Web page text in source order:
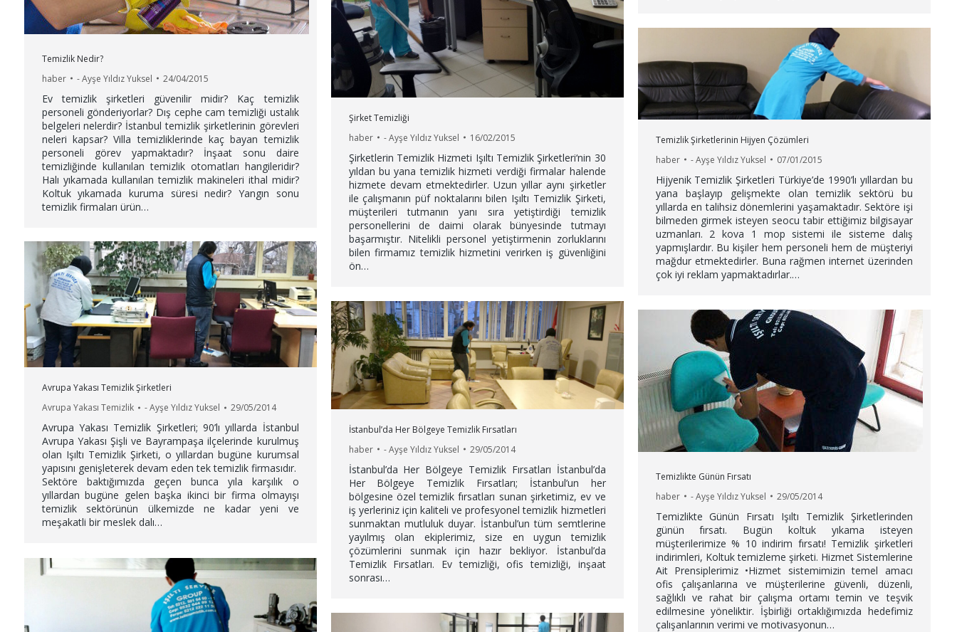
Temizlik Nedir?
haber
-Ayşe Yıldız Yuksel 24/04/2015
Ev temizlik şirketleri güvenilir midir? Kaç temizlik
personeli gönderiyorlar? Dış cephe cam temizliği ustalık
belgeleri nelerdir? İstanbul temizlik şirketlerinin görevleri
neleri kapsar? Villa temizliklerinde kaç bayan temizlik
personeli görev yapmaktadır? İnşaat sonu daire
temizliğinde kullanılan temizlik otomatları hangileridir?
Halı yıkamada kullanılan temizlik makineleri ithal midir?
Koltuk yıkamada kuruma süresi nedir? Yangın sonu
temizlik firmaları ürün…
Şirket Temizliği
haber
-Ayşe Yıldız Yuksel 16/02/2015
Şirketlerin Temizlik Hizmeti Işıltı Temizlik Şirketleri‘nin 30
yıldan bu yana temizlik hizmeti verdiği firmalar halende
hizmete devam etmektedirler. Uzun yıllar aynı şirketler
ile çalışmanın püf noktalarını bilen Işıltı Temizlik Şirketi,
müşterileri tutmanın yanı sıra yetiştirdiği temizlik
personellerini de daimi olarak bünyesinde tutmayı
başarmıştır. Nitelikli personel yetiştirmenin zorluklarını
bilen firmamız temizlik hizmetini verirken iş güvenliğini
ön…
Temizlik Şirketlerinin Hijyen Çözümleri
haber
-Ayşe Yıldız Yuksel 07/01/2015
Hijyenik Temizlik Şirketleri Türkiye’de 1990’lı yıllardan bu
yana başlayıp gelişmekte olan temizlik sektörü bu
yıllarda en talihsiz dönemlerini yaşamaktadır. Sektöre işi
bilmeden girmek isteyen seocu tabir ettiğimiz bilgisayar
uzmanları. 2 kova 1 mop sistemi ile sisteme dalış
yapmışlardır. Bu kişiler hem personeli hem de müşteriyi
mağdur etmektedirler. Buna rağmen internet üzerinden
çok iyi reklam yapmaktadırlar.…
Avrupa Yakası Temizlik Şirketleri
Avrupa Yakası Temizlik
-Ayşe Yıldız Yuksel 29/05/2014
Avrupa Yakası Temizlik Şirketleri; 90’lı yıllarda İstanbul
Avrupa Yakası Şişli ve Bayrampaşa ilçelerinde kurulmuş
olan Işıltı Temizlik Şirketi, o yıllardan bugüne kurumsal
yapısını genişleterek devam eden tek temizlik firmasıdır.
Sektöre baktığımızda geçen bunca yıla karşılık o
yıllardan bugüne gelen başka ikinci bir firma olmayışı
temizlik sektörünün ülkemizde ne kadar yeni ve
meşakatli bir meslek dalı…
İstanbul’da Her Bölgeye Temizlik Fırsatları
haber
-Ayşe Yıldız Yuksel 29/05/2014
İstanbul’da Her Bölgeye Temizlik Fırsatları İstanbul’da
Her Bölgeye Temizlik Fırsatları; İstanbul’un her
bölgesine özel temizlik fırsatları sunan şirketimiz, ev ve
iş yerleriniz için kaliteli ve profesyonel temizlik hizmetleri
sunmaktan mutluluk duyar. İstanbul’un tüm semtlerine
yayılmış olan ekiplerimiz, size en uygun temizlik
çözümlerini sunmak için hazır bekliyor. İstanbul’da
Temizlik Fırsatları. Ev temizliği, ofis temizliği, inşaat
sonrası…
Temizlikte Günün Fırsatı
haber
-Ayşe Yıldız Yuksel 29/05/2014
Temizlikte Günün Fırsatı Işıltı Temizlik Şirketlerinden
günün fırsatı. Bugün koltuk yıkama isteyen
müşterilerimize % 10 indirim fırsatı! Temizlik şirketleri
indirimleri, Koltuk temizleme şirketi. Hizmet Sistemlerine
Ait Prensiplerimiz •Hizmet sistemimizin temel amacı
ofis çalışanlarına ve müşterilerine güvenli, düzenli,
sağlıklı ve rahat bir çalışma ortamı temin ve teşvik
edilmesine yöneliktir. İşbirliği ortaklığımızda hedefimiz
çalışanlarının verimi ve motivasyonun…